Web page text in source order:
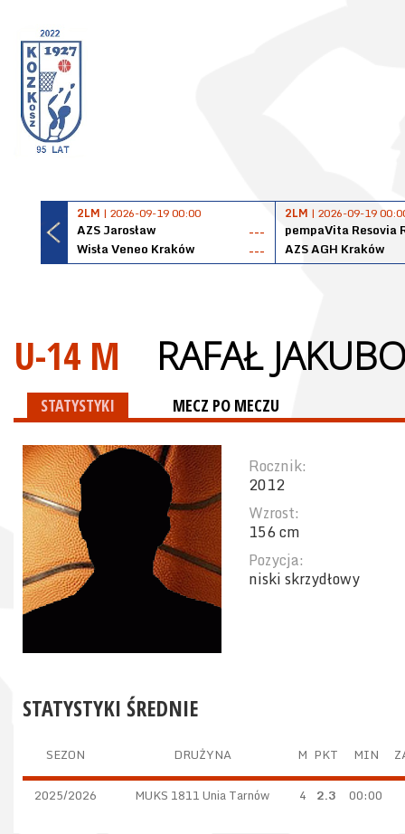
2LM | 2026-09-19 00:00
AZS Jarosław
---
Wisła Veneo Kraków
---
2LM | 2026-09-19
pempaVita Resovia
AZS AGH Kraków
U-14 M RAFAŁ
STATYSTYKI MECZ PO MECZU
Rocznik:
2012
Wzrost:
156 cm
Pozycja:
niski skrzydłowy
STATYSTYKI ŚREDNIE
SEZON DRUŻYNA M PKT MIN
2025/2026 MUKS 1811 Unia Tarnów 4 2.3 00:00